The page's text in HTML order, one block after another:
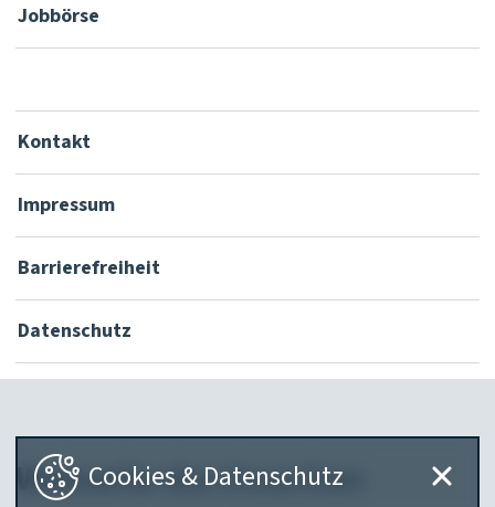
Jobbörse
Kontakt
Impressum
Barrierefreiheit
Datenschutz
Webseite durchsuchen
Cookies & Datenschutz